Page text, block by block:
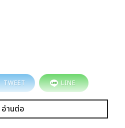
TWEET LINE
อ่านต่อ